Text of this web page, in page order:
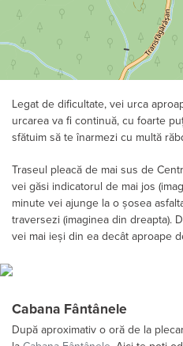
Legat de dificultate, vei urca
urcarea va fi continuă, cu foarte
sfătuim să te înarmezi cu multă
Traseul pleacă de mai sus de
vei găsi indicatorul de mai jos
minute vei ajunge la o șosea
traversezi (imaginea din dreapta).
vei mai ieși din ea decât aproape
Cabana Fântânele
După aproximativ o oră de la